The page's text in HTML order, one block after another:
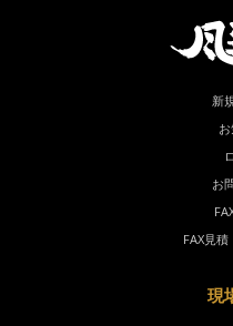
新
お
FAX見
現